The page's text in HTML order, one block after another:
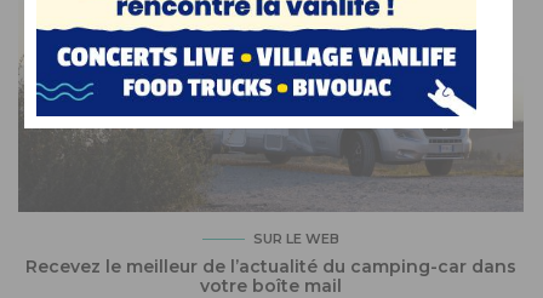
SUR LE WEB
Recevez le meilleur de l’actualité du camping-car dans
votre boîte mail